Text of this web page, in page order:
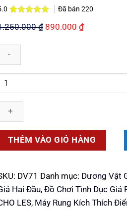
dựa trên
Đã bán 220
₫ Giá
890.000 ₫Giá
THÊM VÀO GIỎ HÀNG
DV71 Danh mục: Dương Vật
Hai Đầu, Đồ Chơi Tình Dục Giá
LES, Máy Rung Kích Thích